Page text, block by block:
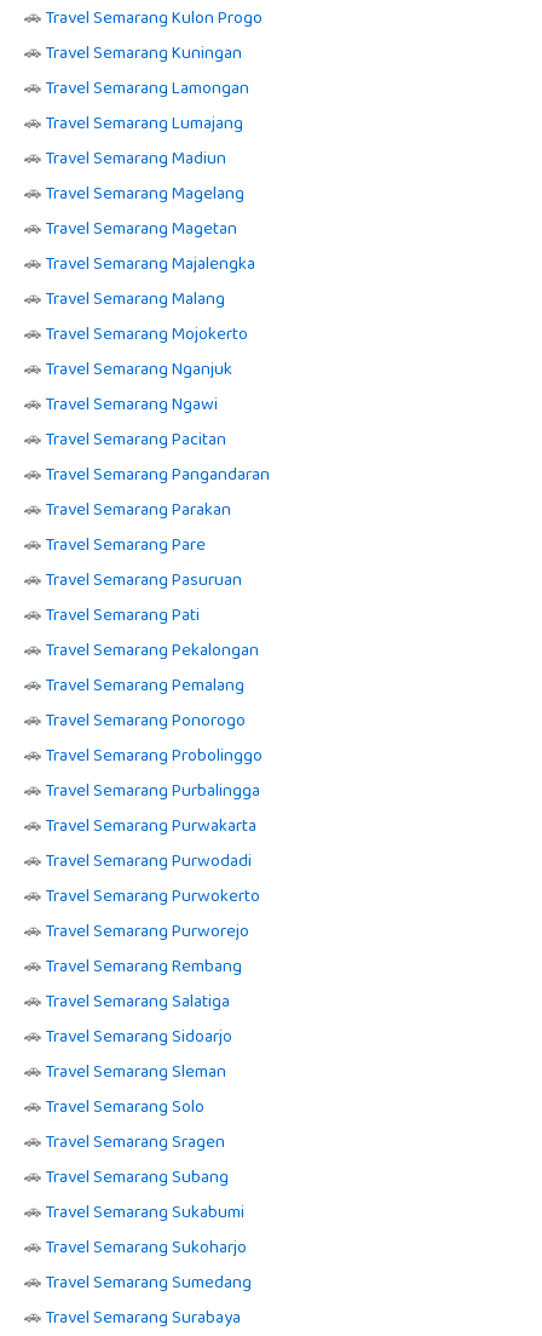
🚗Travel Semarang Kulon Progo
🚗Travel Semarang Kuningan
🚗Travel Semarang Lamongan
🚗Travel Semarang Lumajang
🚗Travel Semarang Madiun
🚗Travel Semarang Magelang
🚗Travel Semarang Magetan
🚗Travel Semarang Majalengka
🚗Travel Semarang Malang
🚗Travel Semarang Mojokerto
🚗Travel Semarang Nganjuk
🚗Travel Semarang Ngawi
🚗Travel Semarang Pacitan
🚗Travel Semarang Pangandaran
🚗Travel Semarang Parakan
🚗Travel Semarang Pare
🚗Travel Semarang Pasuruan
🚗Travel Semarang Pati
🚗Travel Semarang Pekalongan
🚗Travel Semarang Pemalang
🚗Travel Semarang Ponorogo
🚗Travel Semarang Probolinggo
🚗Travel Semarang Purbalingga
🚗Travel Semarang Purwakarta
🚗Travel Semarang Purwodadi
🚗Travel Semarang Purwokerto
🚗Travel Semarang Purworejo
🚗Travel Semarang Rembang
🚗Travel Semarang Salatiga
🚗Travel Semarang Sidoarjo
🚗Travel Semarang Sleman
🚗Travel Semarang Solo
🚗Travel Semarang Sragen
🚗Travel Semarang Subang
🚗Travel Semarang Sukabumi
🚗Travel Semarang Sukoharjo
🚗Travel Semarang Sumedang
🚗Travel Semarang Surabaya